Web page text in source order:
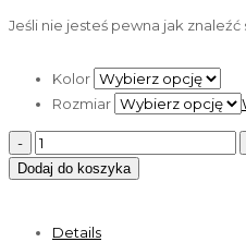
Jeśli nie jesteś pewna jak znaleźć
Kolor
Rozmiar
Dodaj do koszyka
Details